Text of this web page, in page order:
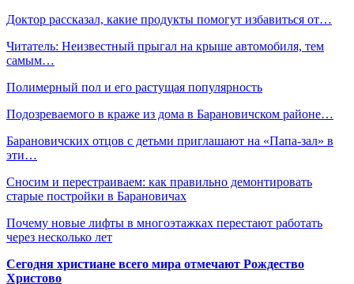
Доктор рассказал, какие продукты помогут избавиться от…
Читатель: Неизвестный прыгал на крыше автомобиля, тем
самым…
Полимерный пол и его растущая популярность
Подозреваемого в краже из дома в Барановичском районе…
Барановичских отцов с детьми приглашают на «Папа-зал» в
эти…
Сносим и перестраиваем: как правильно демонтировать
старые постройки в Барановичах
Почему новые лифты в многоэтажках перестают работать
через несколько лет
Сегодня христиане всего мира отмечают Рождество
Христово